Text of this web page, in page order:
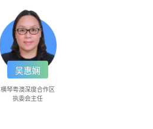
吴惠娴
横琴粤澳深度合作区
执委会主任